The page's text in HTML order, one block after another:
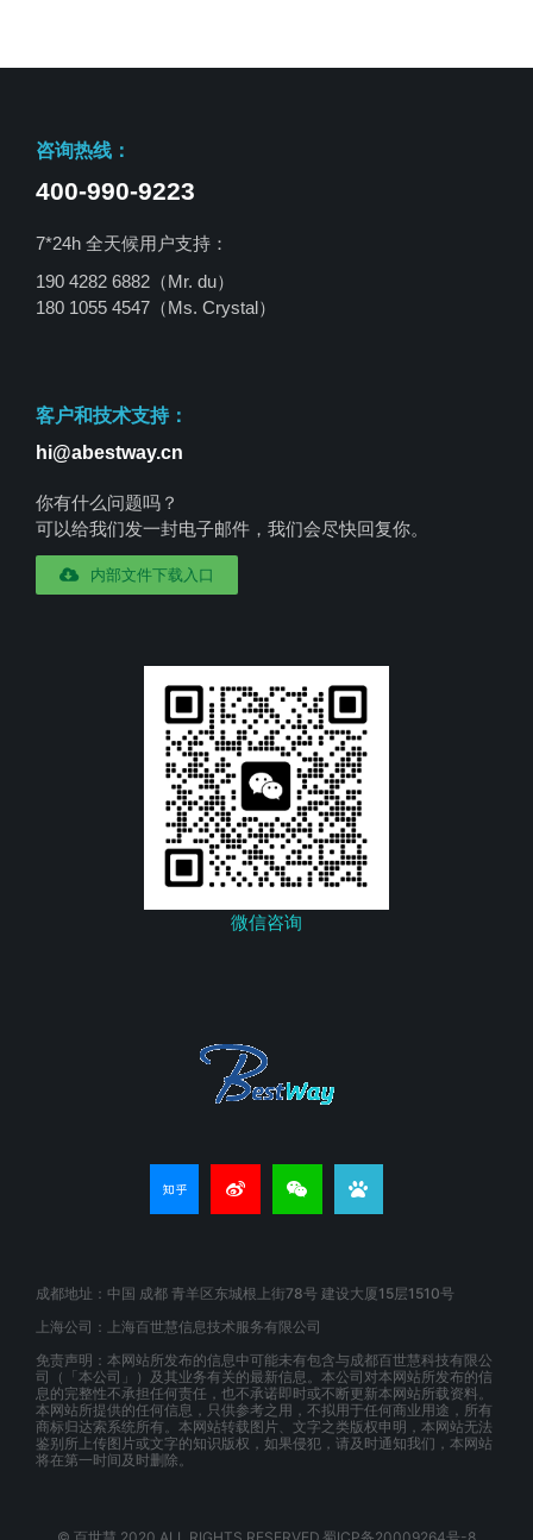
咨询热线：
400-990-9223
7*24h 全天候用户支持：
190 4282 6882（Mr. du）
180 1055 4547 （Ms. Crystal）
客户和技术支持：
hi@abestway.cn
你有什么问题吗？
可以给我们发一封电子邮件，我们会尽快回复你。
内部文件下载入口
微信咨询
成都地址：中国 成都 青羊区东城根上街78号 建设大厦15层1510号
上海公司：上海百世慧信息技术服务有限公司
免责声明：本网站所发布的信息中可能未有包含与成都百世慧科技有限公
司（「本公司」）及其业务有关的最新信息。本公司对本网站所发布的信
息的完整性不承担任何责任，也不承诺即时或不断更新本网站所载资料。
本网站所提供的任何信息，只供参考之用，不拟用于任何商业用途，所有
商标归达索系统所有。本网站转载图片、文字之类版权申明，本网站无法
鉴别所上传图片或文字的知识版权，如果侵犯，请及时通知我们，本网站
将在第一时间及时删除。